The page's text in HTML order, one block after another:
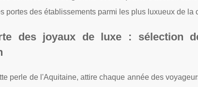
portes des établissements parmi les plus luxueux de la
des joyaux de luxe : sélection
perle de l'Aquitaine, attire chaque année des